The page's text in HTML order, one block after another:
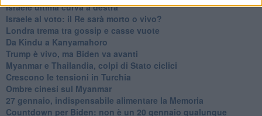
Israele ultima curva a destra
Israele al voto: il Re sarà morto o vivo?
Londra trema tra gossip e casse vuote
Da Kindu a Kanyamahoro
Trump è vivo, ma Biden va avanti
Myanmar e Thailandia, colpi di Stato ciclici
Crescono le tensioni in Turchia
Ombre cinesi sul Myanmar
27 gennaio, indispensabile alimentare la Memoria
Countdown per Biden: non è un 20 gennaio qualunque